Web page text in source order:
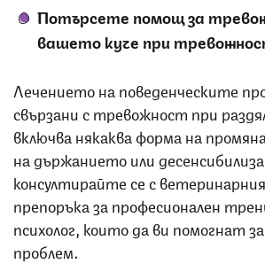
Потърсете помощ за
вашето куче при
Лечението на поведенческите
свързани с тревожност при
включва някаква форма на
на държанието или
консултирайте се с
препоръка за професионален
психолог, които да ви помогнат
проблем.